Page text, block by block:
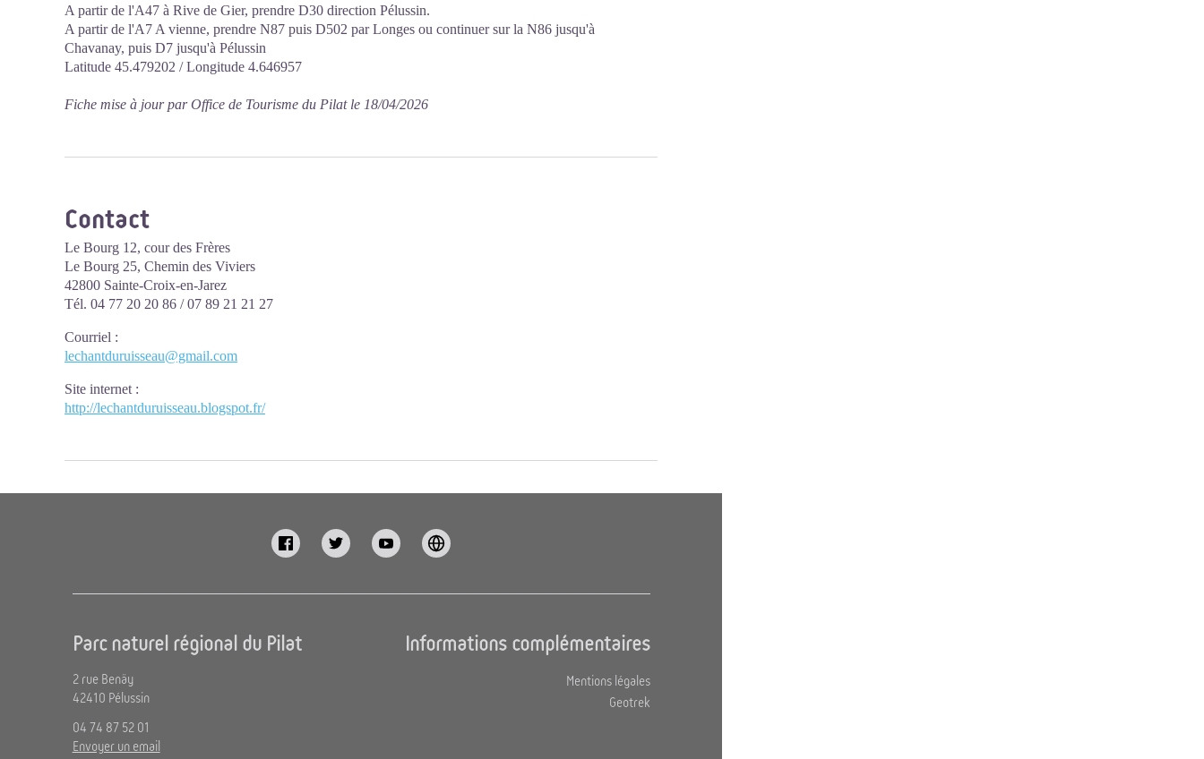
A partir de l'A47 à Rive de Gier, prendre D30 direction Pélussin.
A partir de l'A7 A vienne, prendre N87 puis D502 par Longes ou continuer sur la N86 jusqu'à
Chavanay, puis D7 jusqu'à Pélussin
Latitude 45.479202 / Longitude 4.646957
Fiche mise à jour par Office de Tourisme du Pilat le 18/04/2026
Contact
Le Bourg 12, cour des Frères
Le Bourg 25, Chemin des Viviers
42800 Sainte-Croix-en-Jarez
Tél. 04 77 20 20 86 / 07 89 21 21 27
Courriel :
lechantduruisseau@gmail.com
Site internet :
http://lechantduruisseau.blogspot.fr/
Parc naturel régional du Pilat
2 rue Benäy
42410 Pélussin
04 74 87 52 01
Envoyer un email
Informations complémentaires
Mentions légales
Geotrek